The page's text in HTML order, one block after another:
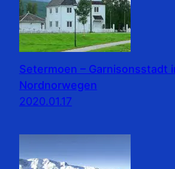
Setermoen – Garnisonsstadt
Nordnorwegen
2020.01.17